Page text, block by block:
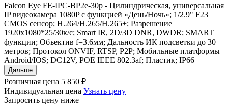
Falcon Eye FE-IPC-BP2e-30p - Цилиндрическая, универсальная
IP видеокамера 1080P с функцией «День/Ночь»; 1/2.9" F23
CMOS сенсор; Н.264/H.265/H.265+; Разрешение
1920х1080*25/30к/с; Smart IR, 2D/3D DNR, DWDR; SMART
функции; Объектив f=3.6мм; Дальность ИК подсветки до 30
метров; Протокол ONVIF, RTSP, P2P; Мобильные платформы
Android/IOS; DC12V, POE IEEE 802.3af; Пластик; IP66
Дальше
Розничная цена 5 850 ₽
Индивидуальная цена Узнать цену
Запросить цену ниже